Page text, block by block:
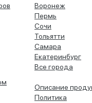
Воронеж
Пермь
Сочи
Тольятти
Самара
Екатеринбург
Все города
Описание
Политика